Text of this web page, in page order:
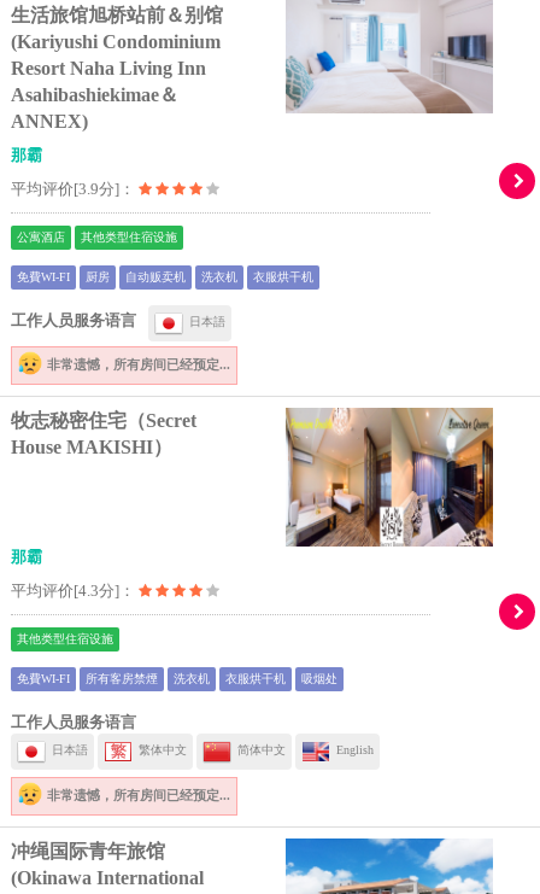
生活旅馆旭桥站前＆别馆
(Kariyushi Condominium
Resort Naha Living Inn
Asahibashiekimae＆
ANNEX)
那霸
平均评价[3.9分]：
公寓酒店 其他类型住宿设施
免費WI-FI 厨房 自动贩卖机 洗衣机 衣服烘干机
工作人员服务语言 日本語
非常遗憾， 所有房间已经预定...
牧志秘密住宅（Secret
House MAKISHI）
那霸
平均评价[4.3分]：
其他类型住宿设施
免費WI-FI 所有客房禁煙 洗衣机 衣服烘干机 吸烟处
工作人员服务语言
日本語 繁体中文 简体中文 English
非常遗憾， 所有房间已经预定...
冲绳国际青年旅馆
(Okinawa International